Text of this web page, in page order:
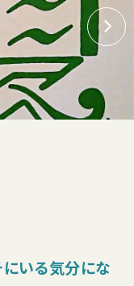
いる気分にな